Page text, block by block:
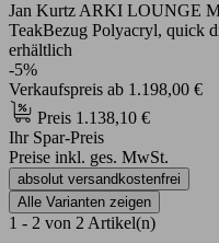
Jan Kurtz ARKI LOUNGE
TeakBezug Polyacryl, quick
erhältlich
-5%
Verkaufspreis ab 1.198,00 €
Preis 1.138,10 €
Ihr Spar-Preis
Preise inkl. ges. MwSt.
absolut versandkostenfrei
Alle Varianten zeigen
1 - 2 von 2 Artikel(n)